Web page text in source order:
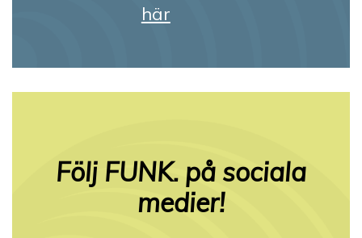
här
Följ FUNK. på sociala
medier!